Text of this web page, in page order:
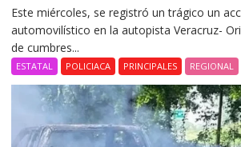
Este miércoles, se registró un trágico un
automovilístico en la autopista Veracruz-
de cumbres...
ESTATAL POLICIACA PRINCIPALES REGIONAL